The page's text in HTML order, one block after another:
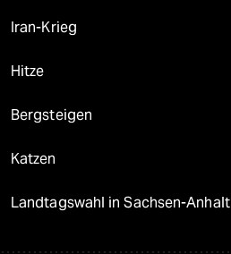
Iran-Krieg
Hitze
Bergsteigen
Katzen
Landtagswahl in Sachsen-Anhalt